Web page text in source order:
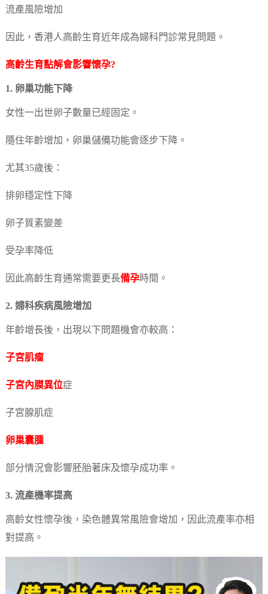
流產風險增加
因此，香港人高齡生育近年成為婦科門診常見問題。
高齡生育點解會影響懷孕?
1. 卵巢功能下降
女性一出世卵子數量已經固定。
隨住年齡增加，卵巢儲備功能會逐步下降。
尤其35歲後：
排卵穩定性下降
卵子質素變差
受孕率降低
因此高齡生育通常需要更長備孕時間。
2. 婦科疾病風險增加
年齡增長後，出現以下問題機會亦較高：
子宮肌瘤
子宮內膜異位症
子宮腺肌症
卵巢囊腫
部分情況會影響胚胎著床及懷孕成功率。
3. 流產機率提高
高齡女性懷孕後，染色體異常風險會增加，因此流產率亦相
對提高。